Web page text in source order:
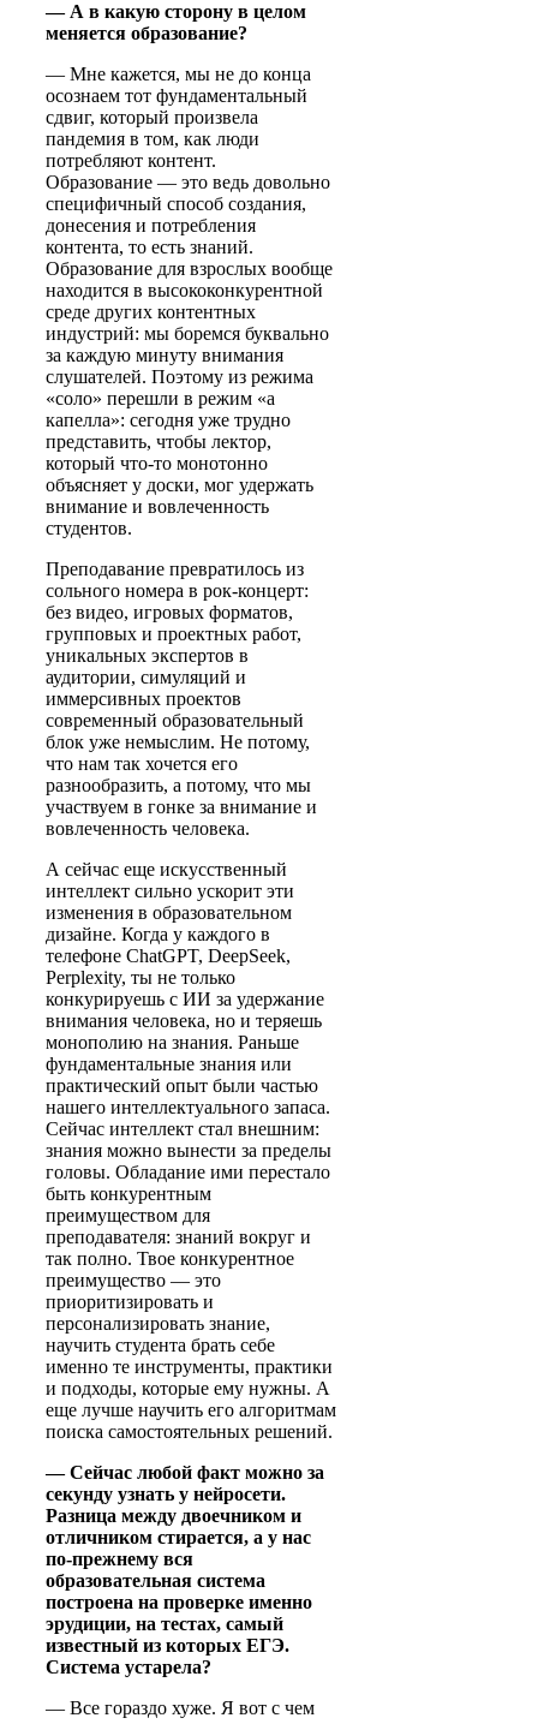
— А в какую сторону в целом
меняется образование?
— Мне кажется, мы не до конца
осознаем тот фундаментальный
сдвиг, который произвела
пандемия в том, как люди
потребляют контент.
Образование — это ведь довольно
специфичный способ создания,
донесения и потребления
контента, то есть знаний.
Образование для взрослых вообще
находится в высококонкурентной
среде других контентных
индустрий: мы боремся буквально
за каждую минуту внимания
слушателей. Поэтому из режима
«соло» перешли в режим «а
капелла»: сегодня уже трудно
представить, чтобы лектор,
который что-то монотонно
объясняет у доски, мог удержать
внимание и вовлеченность
студентов.
Преподавание превратилось из
сольного номера в рок-концерт:
без видео, игровых форматов,
групповых и проектных работ,
уникальных экспертов в
аудитории, симуляций и
иммерсивных проектов
современный образовательный
блок уже немыслим. Не потому,
что нам так хочется его
разнообразить, а потому, что мы
участвуем в гонке за внимание и
вовлеченность человека.
А сейчас еще искусственный
интеллект сильно ускорит эти
изменения в образовательном
дизайне. Когда у каждого в
телефоне ChatGPT, DeepSeek,
Perplexity, ты не только
конкурируешь с ИИ за удержание
внимания человека, но и теряешь
монополию на знания. Раньше
фундаментальные знания или
практический опыт были частью
нашего интеллектуального запаса.
Сейчас интеллект стал внешним:
знания можно вынести за пределы
головы. Обладание ими перестало
быть конкурентным
преимуществом для
преподавателя: знаний вокруг и
так полно. Твое конкурентное
преимущество — это
приоритизировать и
персонализировать знание,
научить студента брать себе
именно те инструменты, практики
и подходы, которые ему нужны. А
еще лучше научить его алгоритмам
поиска самостоятельных решений.
— Сейчас любой факт можно за
секунду узнать у нейросети.
Разница между двоечником и
отличником стирается, а у нас
по-прежнему вся
образовательная система
построена на проверке именно
эрудиции, на тестах, самый
известный из которых ЕГЭ.
Система устарела?
— Все гораздо хуже. Я вот с чем